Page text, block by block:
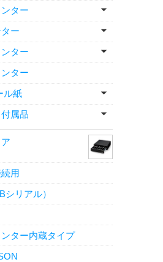
ター
ー
ター
ター
ル紙
属品
用
シリアル）
ター内蔵タイプ